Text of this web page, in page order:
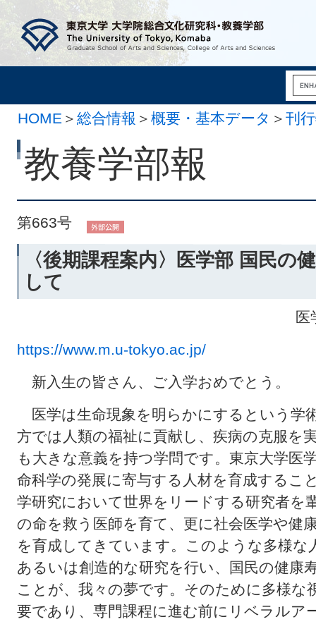
HOME ＞ 総合情報 ＞ 概要・基本データ ＞ 刊
月 7日）
教養学部報
第663号
〈後期課程案内〉医学部 国民の
して
医
https://www.m.u-tokyo.ac.jp/
新入生の皆さん、ご入学おめでとう。
医学は生命現象を明らかにするという学
方では人類の福祉に貢献し、疾病の克服を
も大きな意義を持つ学問です。東京大学医
命科学の発展に寄与する人材を育成するこ
学研究において世界をリードする研究者を
の命を救う医師を育て、更に社会医学や健
を育成してきています。このような多様な
あるいは創造的な研究を行い、国民の健康
ことが、我々の夢です。そのために多様な
要であり、専門課程に進む前にリベラル